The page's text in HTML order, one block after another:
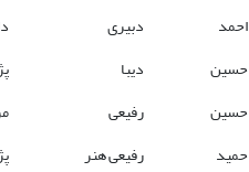
احمد
دبیری
حسین
دیبا
حسین
رفیعی
حمید
رفیعی هنر